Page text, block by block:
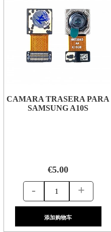
CAMARA TRASERA PARA
SAMSUNG A10S
€5.00
- +
添加购物车